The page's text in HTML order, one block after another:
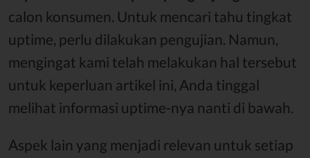
calon konsumen. Untuk mencari tahu tingkat
uptime, perlu dilakukan pengujian. Namun,
mengingat kami telah melakukan hal tersebut
untuk keperluan artikel ini, Anda tinggal
melihat informasi uptime-nya nanti di bawah.
Aspek lain yang menjadi relevan untuk setiap